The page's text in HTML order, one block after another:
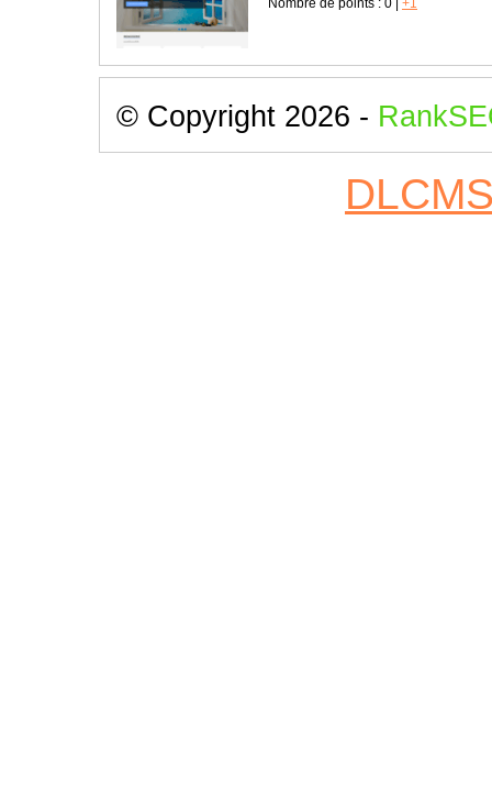
Nombre de points : 0 +1
© Copyright 2026 -